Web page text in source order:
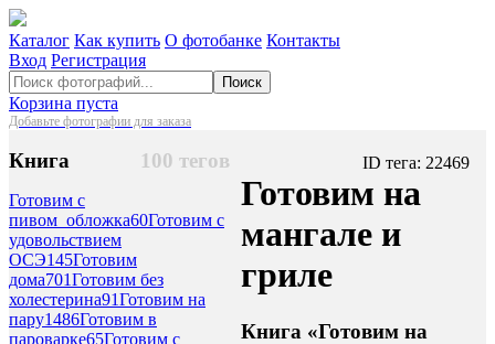
Каталог Как купить О фотобанке Контакты
Вход Регистрация
Поиск
Корзина пуста
Добавьте фотографии для заказа
100 тегов
Книга
Готовим с
пивом_обложка60Готовим с
удовольствием
ОСЭ145Готовим
дома701Готовим без
холестерина91Готовим на
пару1486Готовим в
пароварке65Готовим с
ID тега: 22469
Готовим на
мангале и
гриле
Книга «Готовим на